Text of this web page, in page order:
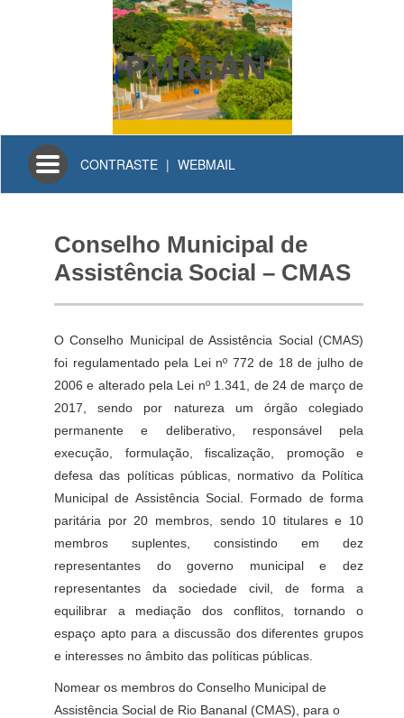
PMRBAN
Toggle
navigation
CONTRASTE | WEBMAIL
Conselho Municipal de
Assistência Social – CMAS
O Conselho Municipal de Assistência Social (CMAS)
foi regulamentado pela Lei nº 772 de 18 de julho de
2006 e alterado pela Lei nº 1.341, de 24 de março de
2017, sendo por natureza um órgão colegiado
permanente e deliberativo, responsável pela
execução, formulação, fiscalização, promoção e
defesa das políticas públicas, normativo da Política
Municipal de Assistência Social. Formado de forma
paritária por 20 membros, sendo 10 titulares e 10
membros suplentes, consistindo em dez
representantes do governo municipal e dez
representantes da sociedade civil, de forma a
equilibrar a mediação dos conflitos, tornando o
espaço apto para a discussão dos diferentes grupos
e interesses no âmbito das políticas públicas.
Nomear os membros do Conselho Municipal de
Assistência Social de Rio Bananal (CMAS), para o